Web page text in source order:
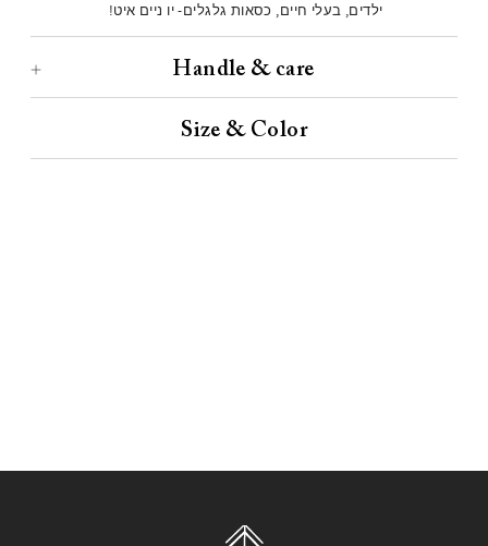
ילדים, בעלי חיים, כסאות גלגלים- יו ניים איט!
Handle & care
Size & Color